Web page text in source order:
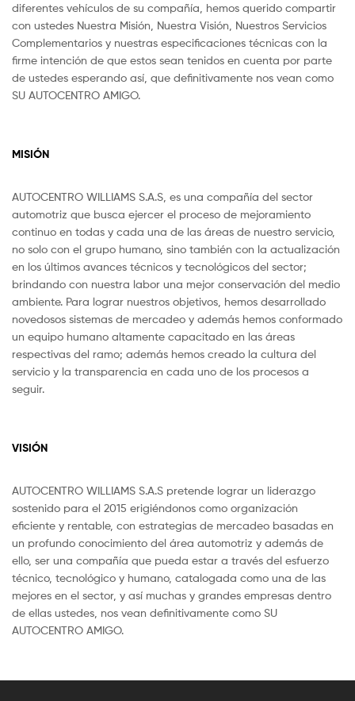
diferentes vehículos de su compañía, hemos querido compartir
con ustedes Nuestra Misión, Nuestra Visión, Nuestros Servicios
Complementarios y nuestras especificaciones técnicas con la
firme intención de que estos sean tenidos en cuenta por parte
de ustedes esperando así, que definitivamente nos vean como
SU AUTOCENTRO AMIGO.
MISIÓN
AUTOCENTRO WILLIAMS S.A.S, es una compañía del sector
automotriz que busca ejercer el proceso de mejoramiento
continuo en todas y cada una de las áreas de nuestro servicio,
no solo con el grupo humano, sino también con la actualización
en los últimos avances técnicos y tecnológicos del sector;
brindando con nuestra labor una mejor conservación del medio
ambiente. Para lograr nuestros objetivos, hemos desarrollado
novedosos sistemas de mercadeo y además hemos conformado
un equipo humano altamente capacitado en las áreas
respectivas del ramo; además hemos creado la cultura del
servicio y la transparencia en cada uno de los procesos a
seguir.
VISIÓN
AUTOCENTRO WILLIAMS S.A.S pretende lograr un liderazgo
sostenido para el 2015 erigiéndonos como organización
eficiente y rentable, con estrategias de mercadeo basadas en
un profundo conocimiento del área automotriz y además de
ello, ser una compañía que pueda estar a través del esfuerzo
técnico, tecnológico y humano, catalogada como una de las
mejores en el sector, y así muchas y grandes empresas dentro
de ellas ustedes, nos vean definitivamente como SU
AUTOCENTRO AMIGO.